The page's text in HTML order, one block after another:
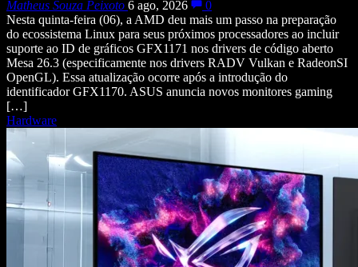
Matheus Souza Peixoto 6 ago, 2026
0
Nesta quinta-feira (06), a AMD deu mais um passo na preparação
do ecossistema Linux para seus próximos processadores ao incluir
suporte ao ID de gráficos GFX1171 nos drivers de código aberto
Mesa 26.3 (especificamente nos drivers RADV Vulkan e RadeonSI
OpenGL). Essa atualização ocorre após a introdução do
identificador GFX1170. ASUS anuncia novos monitores gaming
[…]
Hardware